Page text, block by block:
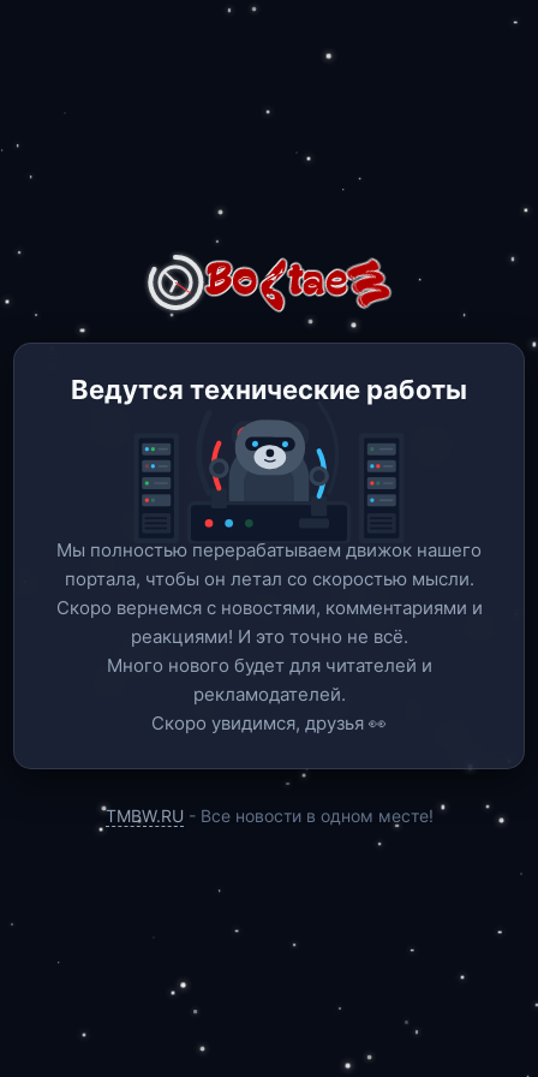
Ведутся технические работы
Мы полностью перерабатываем движок нашего
портала, чтобы он летал со скоростью мысли.
Скоро вернемся c новостями, комментариями и
реакциями! И это точно не всё.
Много нового будет для читателей и
рекламодателей.
Скоро увидимся, друзья 👀
TMBW.RU - Все новости в одном месте!